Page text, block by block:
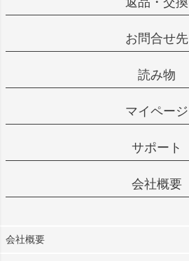
お問合せ先
読み物
マイページ
サポート
会社概要
会社概要